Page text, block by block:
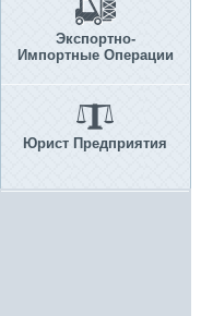
Экспортно-
Импортные Операции
Юрист Предприятия